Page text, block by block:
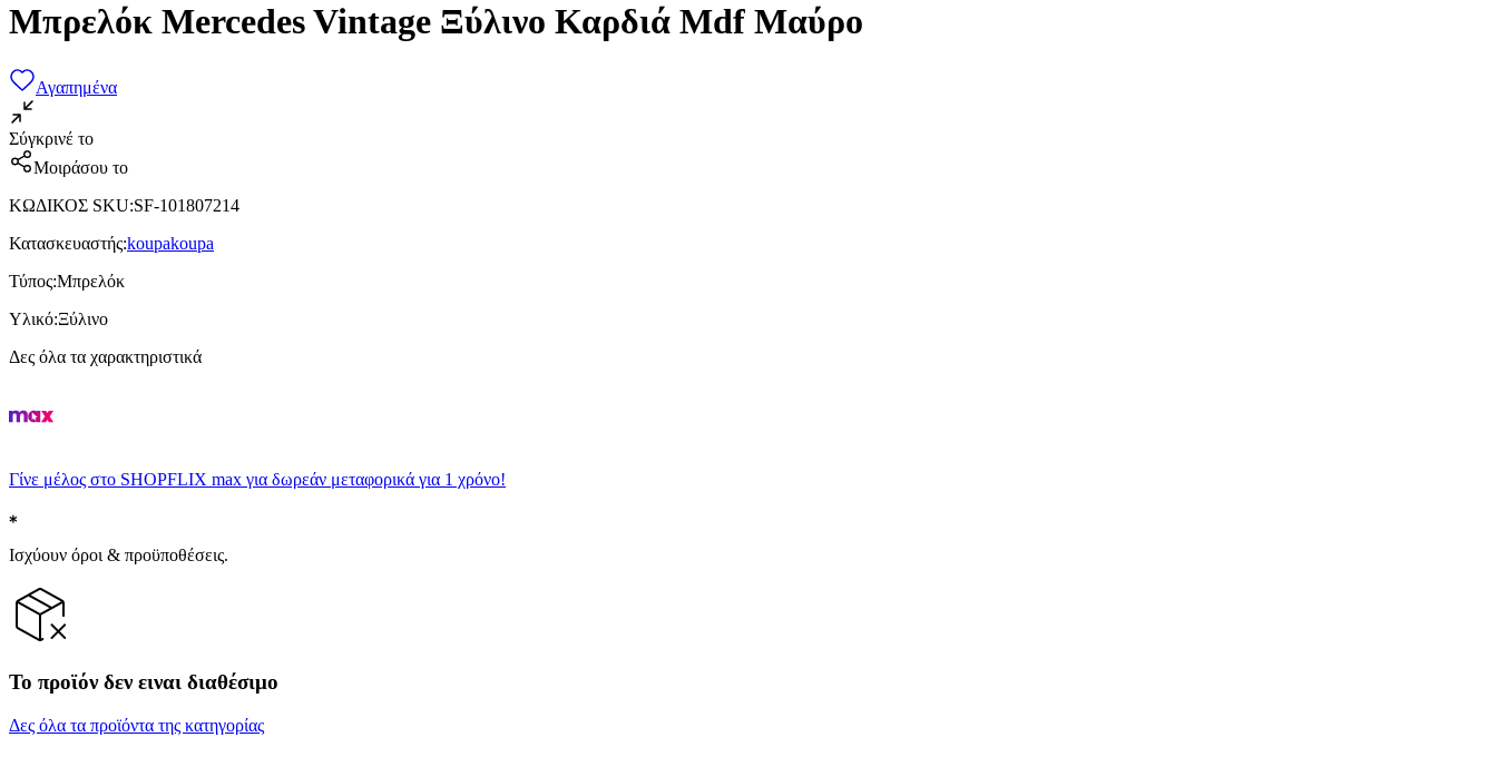
Μπρελόκ Mercedes Vintage Ξύλινο Καρδιά Mdf Μαύρο
Αγαπημένα
Σύγκρινέ το
Μοιράσου το
ΚΩΔΙΚΟΣ SKU:SF-101807214
Κατασκευαστής:koupakoupa
Τύπος:Μπρελόκ
Υλικό:Ξύλινο
Δες όλα τα χαρακτηριστικά
Γίνε μέλος στο SHOPFLIX max για δωρεάν μεταφορικά για 1 χρόνο!
Ισχύουν όροι & προϋποθέσεις.
Το προϊόν δεν ειναι διαθέσιμο
Δες όλα τα προϊόντα της κατηγορίας